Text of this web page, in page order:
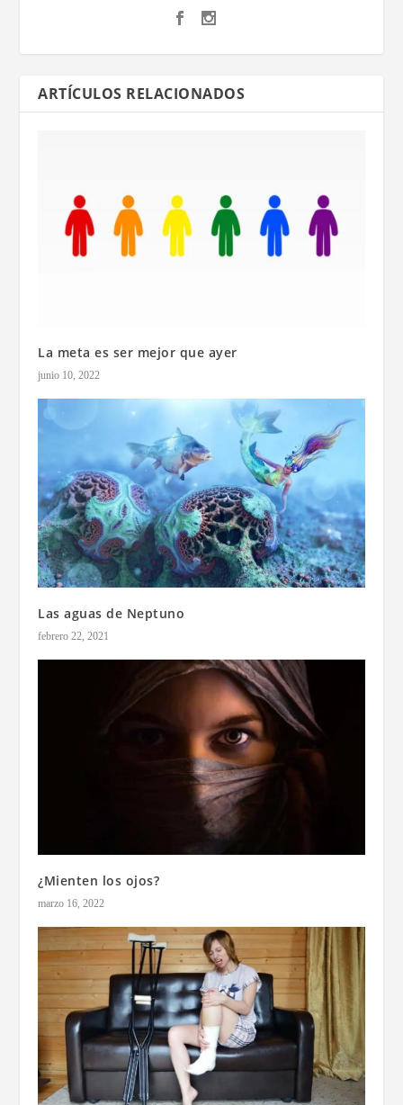
ARTÍCULOS RELACIONADOS
La meta es ser mejor que ayer
junio 10, 2022
Las aguas de Neptuno
febrero 22, 2021
¿Mienten los ojos?
marzo 16, 2022